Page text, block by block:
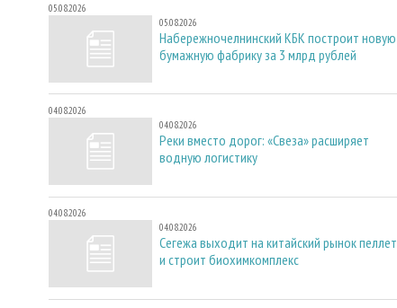
05.08.2026
05.08.2026
Набережночелнинский КБК построит новую
бумажную фабрику за 3 млрд рублей
04.08.2026
04.08.2026
Реки вместо дорог: «Свеза» расширяет
водную логистику
04.08.2026
04.08.2026
Сегежа выходит на китайский рынок пеллет
и строит биохимкомплекс